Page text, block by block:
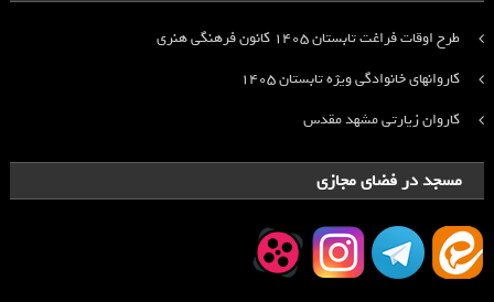
طرح اوقات فراغت تابستان ۱۴۰۵ کانون فرهنگی هنری
کاروانهای خانوادگی ویژه تابستان ۱۴۰۵
کاروان زیارتی مشهد مقدس
مسجد در فضای مجازی